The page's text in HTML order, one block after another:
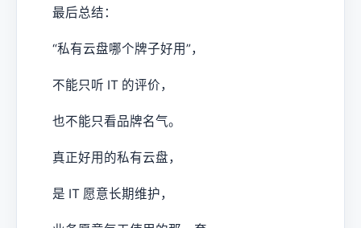
最后总结：
“私有云盘哪个牌子好用”，
不能只听 IT 的评价，
也不能只看品牌名气。
真正好用的私有云盘，
是 IT 愿意长期维护，